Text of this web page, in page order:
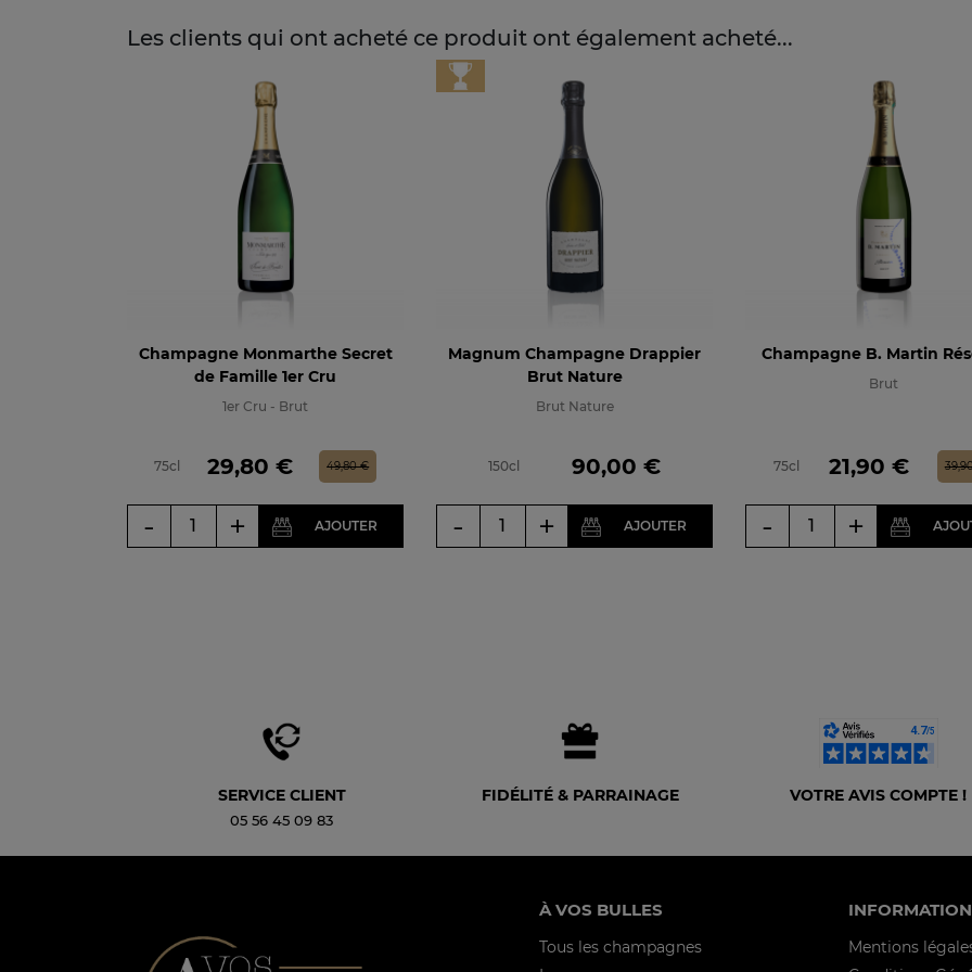
Les clients qui ont acheté ce produit ont également acheté...
Champagne Monmarthe Secret
de Famille 1er Cru
1er Cru - Brut
75cl Prix
29,80 €Prix de base
49,80 €
- + AJOUTER
Magnum Champagne Drappier
Brut Nature
Brut Nature
150cl Prix
90,00 €
- + AJOUTER
Champagne B. Martin
Brut
75cl Prix
21,90 €Prix de
- +
SERVICE CLIENT
05 56 45 09 83
FIDÉLITÉ & PARRAINAGE VOTRE AVIS COMPTE !
À VOS BULLES
Tous les champagnes
Mentions